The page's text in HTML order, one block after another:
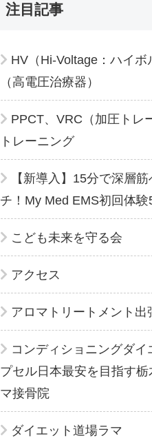
注目記事
HV（Hi-Voltage：ハイボ
（高電圧治療器）
PPCT、VRC（加圧トレ
トレーニング
【新導入】15分で深層
チ！My Med EMS初回体験
こども未来を守る会
アクセス
アロマトリートメント出
コンディショニングダイ
プセル日本最安を目指す栃
マ接骨院
ダイエット道場ラマ